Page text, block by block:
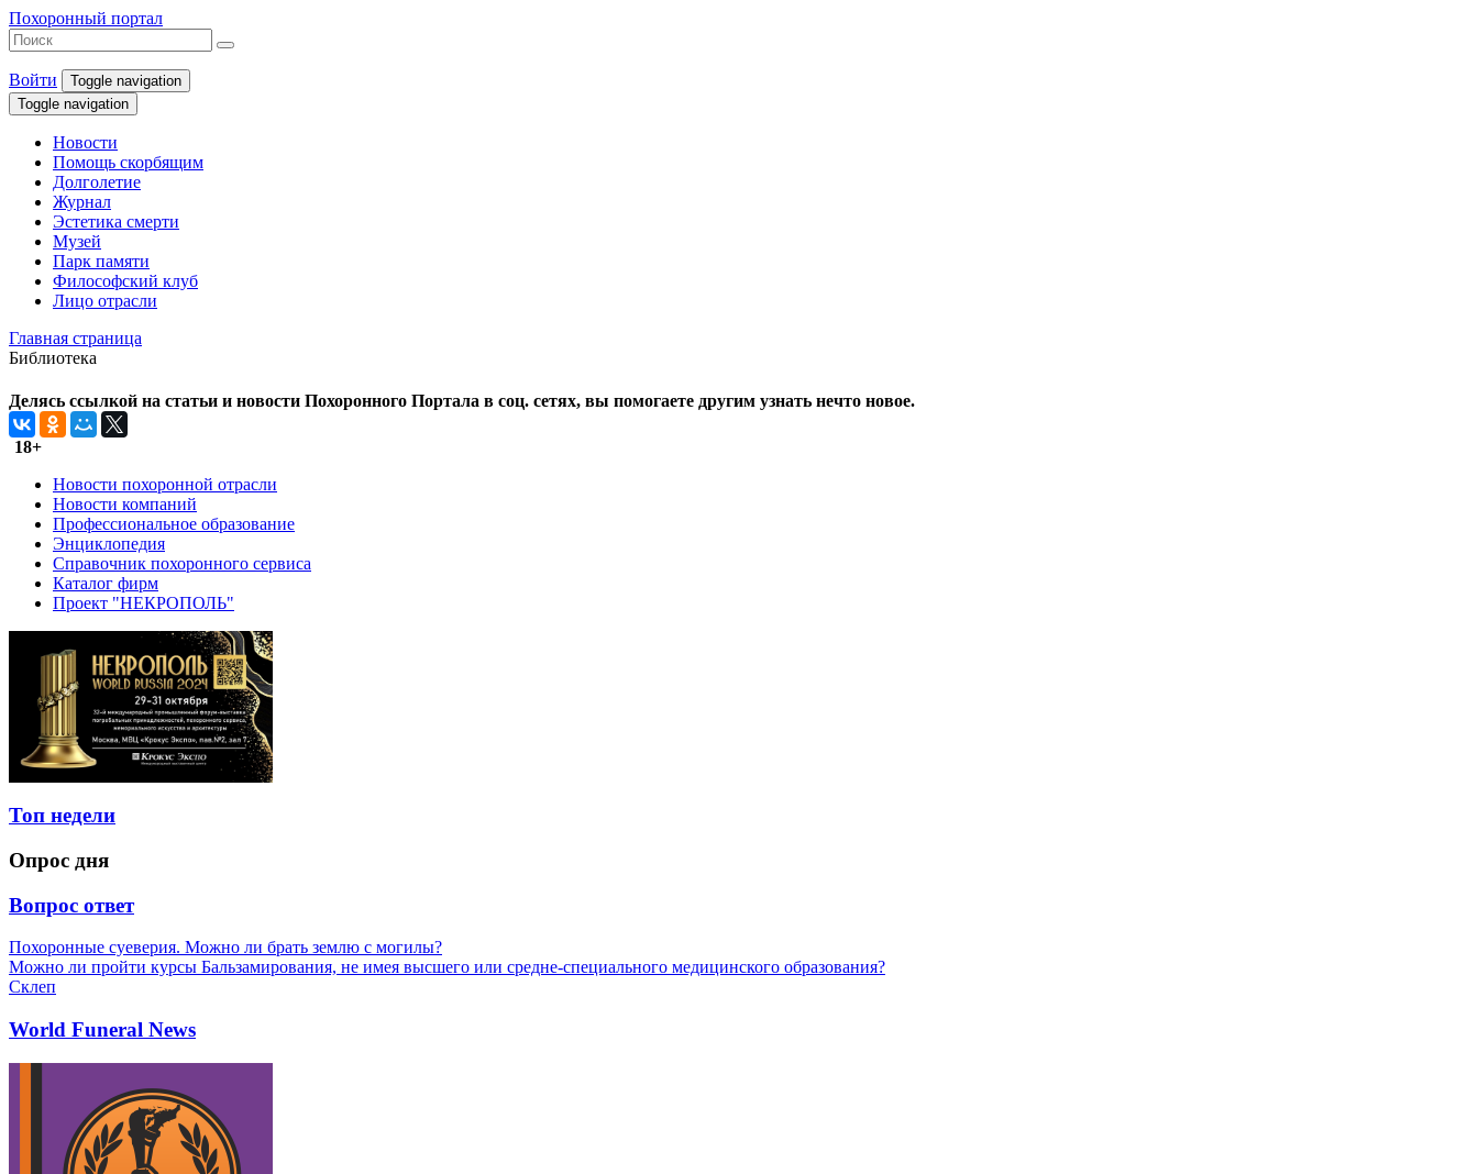
Похоронный портал
Войти
Toggle navigation
Toggle navigation
Новости
Помощь скорбящим
Долголетие
Журнал
Эстетика смерти
Музей
Парк памяти
Философский клуб
Лицо отрасли
Главная страница
Библиотека
Делясь ссылкой на статьи и новости Похоронного Портала в соц. сетях, вы помогаете другим узнать нечто новое.
18+
Новости похоронной отрасли
Новости компаний
Профессиональное образование
Энциклопедия
Справочник похоронного сервиса
Каталог фирм
Проект "НЕКРОПОЛЬ"
Топ недели
Опрос дня
Вопрос ответ
Похоронные суеверия. Можно ли брать землю с могилы?
Можно ли пройти курсы Бальзамирования, не имея высшего или средне-специального медицинского образования?
Склеп
World Funeral News